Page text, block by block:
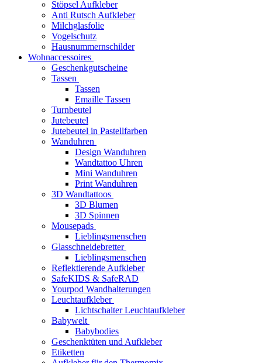
Stöpsel Aufkleber
Anti Rutsch Aufkleber
Milchglasfolie
Vogelschutz
Hausnummernschilder
Wohnaccessoires
Geschenkgutscheine
Tassen
Tassen
Emaille Tassen
Turnbeutel
Jutebeutel
Jutebeutel in Pastellfarben
Wanduhren
Design Wanduhren
Wandtattoo Uhren
Mini Wanduhren
Print Wanduhren
3D Wandtattoos
3D Blumen
3D Spinnen
Mousepads
Lieblingsmenschen
Glasschneidebretter
Lieblingsmenschen
Reflektierende Aufkleber
SafeKIDS & SafeRAD
Yourpod Wandhalterungen
Leuchtaufkleber
Lichtschalter Leuchtaufkleber
Babywelt
Babybodies
Geschenktüten und Aufkleber
Etiketten